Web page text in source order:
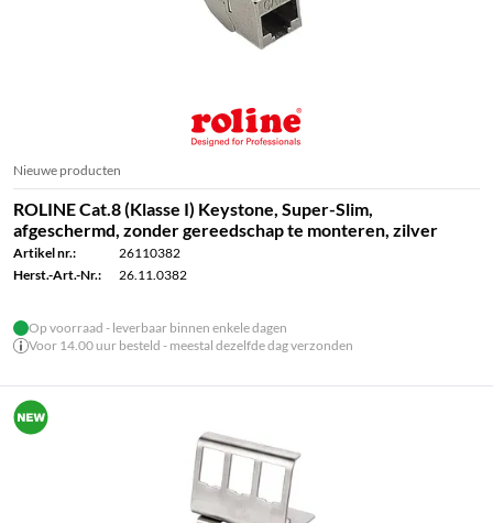
Nieuwe producten
ROLINE Cat.8 (Klasse I) Keystone, Super-Slim,
afgeschermd, zonder gereedschap te monteren, zilver
Artikel nr.:
26110382
Herst.-Art.-Nr.:
26.11.0382
Op voorraad - leverbaar binnen enkele dagen
Voor 14.00 uur besteld - meestal dezelfde dag verzonden